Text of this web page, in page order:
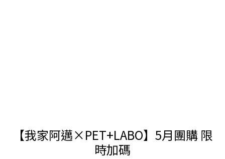
【我家阿邁×PET+LABO】5月團購 限
時加碼